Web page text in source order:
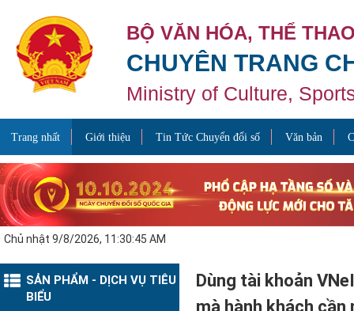
BỘ VĂN HÓA, THỂ
CHUYÊN TRANG
Ministry of Culture,
Trang nhất Giới thiệu Tin Tức Chuyển đổi số Văn bản
Chủ nhật 9/8/2026, 11:30:46 AM
SẢN PHẨM - DỊCH VỤ TIÊU
BIỂU
Dùng tài khoản
mà hành khách cần